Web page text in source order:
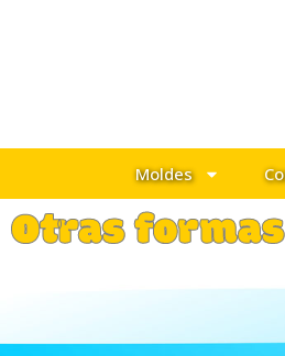
Moldes
Otras formas